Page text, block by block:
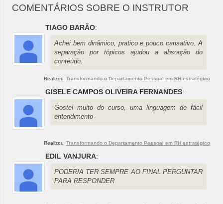
COMENTÁRIOS SOBRE O INSTRUTOR
TIAGO BARÃO:
Achei bem dinâmico, pratico e pouco cansativo. A
separação por tópicos ajudou a absorção do
conteúdo.
Realizou Transformando o Departamento Pessoal em RH estratégico
GISELE CAMPOS OLIVEIRA FERNANDES:
Gostei muito do curso, uma linguagem de fácil
entendimento
Realizou Transformando o Departamento Pessoal em RH estratégico
EDIL VANJURA:
PODERIA TER SEMPRE AO FINAL PERGUNTAR
PARA RESPONDER